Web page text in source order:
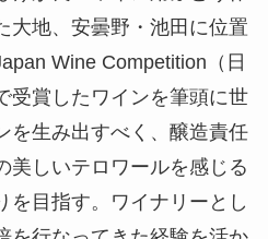
大地、安曇野・池田に位置
Wine Competition（日
受賞したワインを筆頭に世
を生み出すべく、醸造責任
美しいテロワールを感じる
を目指す。ワイナリーとし